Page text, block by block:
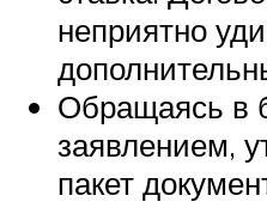
неприятно
Обращаясь в
заявлением,
пакет